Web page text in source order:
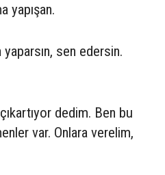
yapışan.
sen edersin.
dedim. Ben bu
var. Onlara verelim,